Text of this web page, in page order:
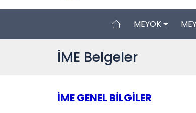
MEYOK
İME Belgeler
İME GENEL BİLGİLER